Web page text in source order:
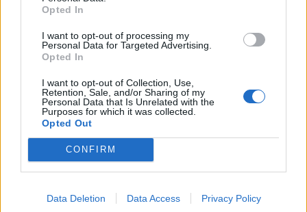
Opted In
I want to opt-out of processing my
Personal Data for Targeted Advertising.
Opted In
I want to opt-out of Collection, Use,
Retention, Sale, and/or Sharing of my
Personal Data that Is Unrelated with the
Purposes for which it was collected.
Opted Out
CONFIRM
Data Deletion Data Access Privacy Policy
Sütibeállítások
Médiatér
Liget
Krónika
Bihari Napló
Erdélyi Napló
Főtér
Rádió GaGa